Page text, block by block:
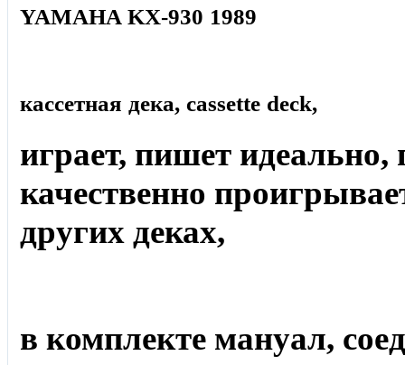
YAMAHA KX-930 1989
кассетная дека, cassette deck,
играет, пишет
качественно
других деках,
в комплекте мануал,